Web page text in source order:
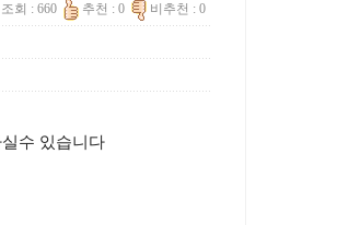
회 : 660 추천 : 0 비추천 : 0
수 있습니다